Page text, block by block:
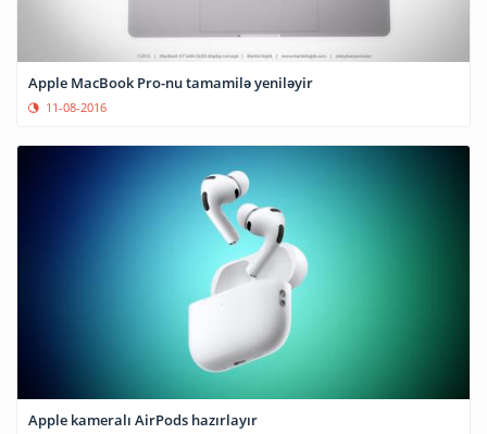
Apple MacBook Pro-nu tamamilə yeniləyir
11-08-2016
Apple kameralı AirPods hazırlayır